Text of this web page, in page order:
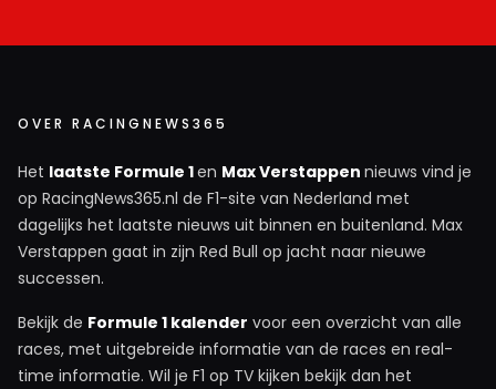
OVER RACINGNEWS365
Het laatste Formule 1en Max Verstappen nieuws vind je
op RacingNews365.nl de F1-site van Nederland met
dagelijks het laatste nieuws uit binnen en buitenland. Max
Verstappen gaat in zijn Red Bull op jacht naar nieuwe
successen.
Bekijk de Formule 1 kalender voor een overzicht van alle
races, met uitgebreide informatie van de races en real-
time informatie. Wil je F1 op TV kijken bekijk dan het